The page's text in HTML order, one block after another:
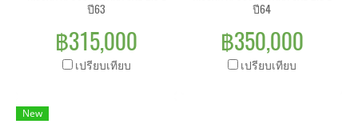
ปี63
฿315,000
เปรียบเทียบ
ปี64
฿350,000
เปรียบเทียบ
New